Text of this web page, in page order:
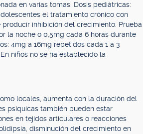
en varias tomas. Dosis pediátricas:
el tratamiento crónico con
inhibición del crecimiento. Prueba
la noche o 0,5mg cada 6 horas durante
4mg a 16mg repetidos cada 1 a 3
niños no se ha establecido la
locales, aumenta con la duración del
psíquicas también pueden estar
en tejidos articulares o reacciones
disminución del crecimiento en